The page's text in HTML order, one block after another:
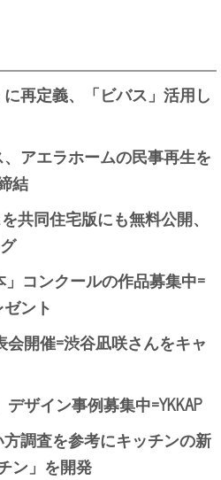
再定義、「ビバス」活用し
アエラホームの民事再生を
結
共同住宅版にも無料公開、
コンクールの作品募集中=
ント
会開催=渋谷凪咲さんをキャ
ザイン事例募集中=YKKAP
調査を参考にキッチンの新
ン」を開発